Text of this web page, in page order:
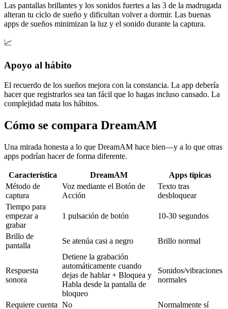
Las pantallas brillantes y los sonidos fuertes a las 3 de la madrugada
alteran tu ciclo de sueño y dificultan volver a dormir. Las buenas
apps de sueños minimizan la luz y el sonido durante la captura.
📈
Apoyo al hábito
El recuerdo de los sueños mejora con la constancia. La app debería
hacer que registrarlos sea tan fácil que lo hagas incluso cansado. La
complejidad mata los hábitos.
Cómo se compara DreamAM
Una mirada honesta a lo que DreamAM hace bien—y a lo que otras
apps podrían hacer de forma diferente.
Característica DreamAM
Apps típicas
Método de
captura
Voz mediante el Botón de
Acción
Texto tras
desbloquear
Tiempo para
empezar a
grabar
1 pulsación de botón 10-30 segundos
Brillo de
pantalla
Se atenúa casi a negro Brillo normal
Respuesta
sonora
Detiene la grabación
automáticamente cuando
dejas de hablar + Bloquea y
Habla desde la pantalla de
bloqueo
Sonidos/vibraciones
normales
Requiere cuenta No Normalmente sí